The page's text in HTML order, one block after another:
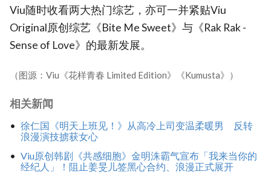
Viu随时收看两大热门综艺，亦可一并紧贴Viu
Original原创综艺《Bite Me Sweet》与《Rak Rak -
Sense of Love》的最新发展。
（图源：Viu《花样青春 Limited Edition》《Kumusta》）
相关新闻
徐仁国《明天上班见！》从高冷上司变温柔暖男 反转
浪漫演技掳获女心
Viu原创韩剧《共感细胞》金明洙霸气宣布「我来当你的
经纪人」！阻止姜旻儿签黑心合约、浪漫正式展开